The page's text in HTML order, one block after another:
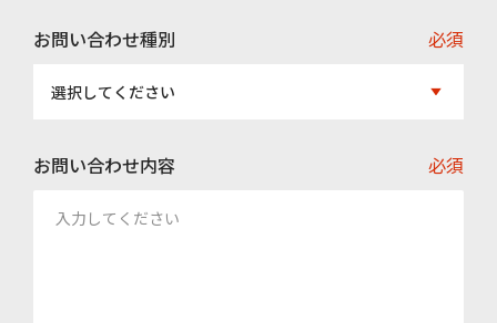
お問い合わせ種別 必須
選択してください
お問い合わせ内容 必須